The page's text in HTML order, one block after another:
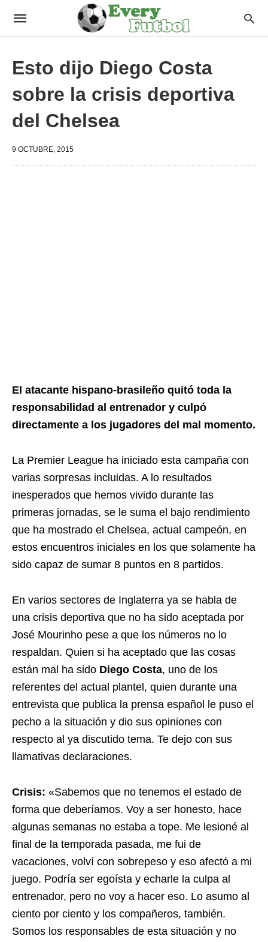
Esto dijo Diego Costa
sobre la crisis deportiva
del Chelsea
9 OCTUBRE, 2015
El atacante hispano-brasileño quitó toda la
responsabilidad al entrenador y culpó
directamente a los jugadores del mal momento.
La Premier League ha iniciado esta campaña con
varias sorpresas incluidas. A lo resultados
inesperados que hemos vivido durante las
primeras jornadas, se le suma el bajo rendimiento
que ha mostrado el Chelsea, actual campeón, en
estos encuentros iniciales en los que solamente ha
sido capaz de sumar 8 puntos en 8 partidos.
En varios sectores de Inglaterra ya se habla de
una crisis deportiva que no ha sido aceptada por
José Mourinho pese a que los números no lo
respaldan. Quien si ha aceptado que las cosas
están mal ha sido Diego Costa, uno de los
referentes del actual plantel, quien durante una
entrevista que publica la prensa español le puso el
pecho a la situación y dio sus opiniones con
respecto al ya discutido tema. Te dejo con sus
llamativas declaraciones.
Crisis: «Sabemos que no tenemos el estado de
forma que deberíamos. Voy a ser honesto, hace
algunas semanas no estaba a tope. Me lesioné al
final de la temporada pasada, me fui de
vacaciones, volví con sobrepeso y eso afectó a mi
juego. Podría ser egoísta y echarle la culpa al
entrenador, pero no voy a hacer eso. Lo asumo al
ciento por ciento y los compañeros, también.
Somos los responsables de esta situación y no